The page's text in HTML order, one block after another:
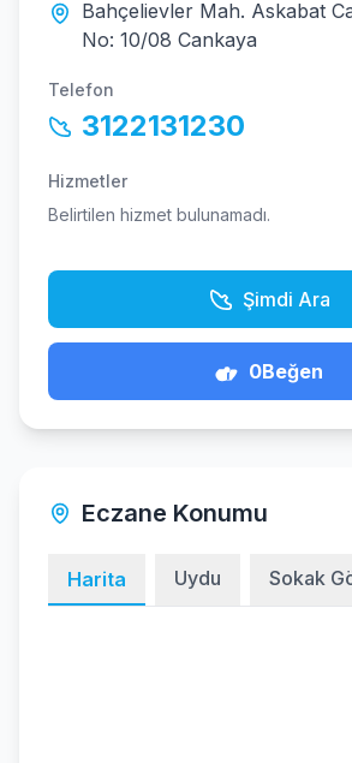
Bahçelievler Mah. Askabat
No: 10/08 Cankaya
Telefon
3122131230
Hizmetler
Belirtilen hizmet bulunamadı.
Şimdi Ara
0Beğen
Eczane Konumu
Harita Uydu Sokak